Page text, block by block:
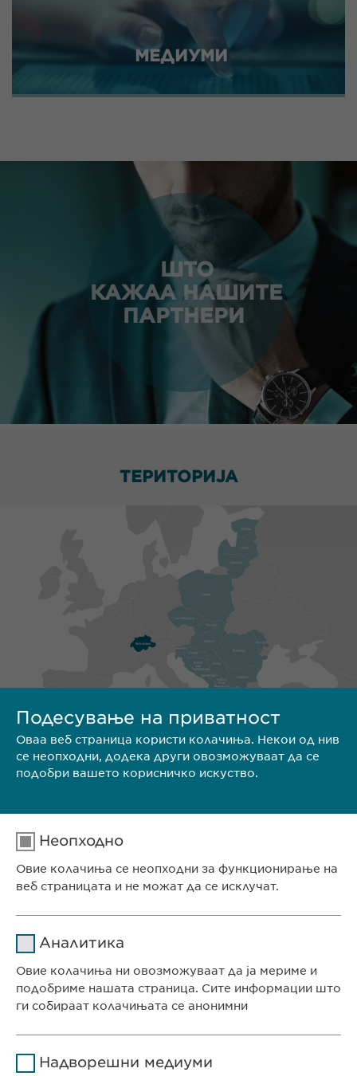
МЕДИУМИ
ШТО
КАЖАА НАШИТЕ
ПАРТНЕРИ
ТЕРИТОРИЈА
Евофарма АГ Претставништво Скопје
Подесување на приватност
Оваа веб страница користи колачиња. Некои од нив
се неопходни, додека други овозможуваат да се
подобри вашето корисничко искуство.
Неопходно
Овие колачиња се неопходни за функционирање на
веб страницата и не можат да се исклучат.
sgalinski
Времетраење
Цел
согласност за колачиња
Аналитика
Овие колачиња ни овозможуваат да ја мериме и
подобриме нашата страница. Сите информации што
ги собираат колачињата се анонимни
Надворешни медиуми